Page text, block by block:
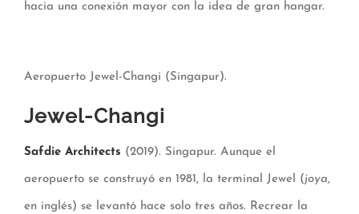
hacia una conexión mayor con la idea de gran hangar.
Aeropuerto Jewel-Changi (Singapur).
Jewel-Changi
Safdie Architects (2019). Singapur. Aunque el
aeropuerto se construyó en 1981, la terminal Jewel (joya,
en inglés) se levantó hace solo tres años. Recrear la